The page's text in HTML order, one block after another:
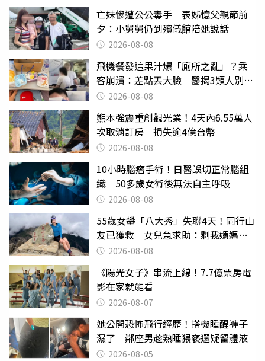
亡妹慘遭公公毒手 表姊憶父親節前
夕：小舅舅仍到殯儀館陪她說話
2026-08-08
飛機餐發這果汁爆「廁所之亂」？乘
客崩潰：差點丟大臉 醫揭3類人別亂
喝 2026-08-08
熊本強震重創觀光業！4天內6.55萬人
次取消訂房 損失逾4億台幣
2026-08-08
10小時腦瘤手術！日醫誤切正常腦組
織 50多歲女術後無法自主呼吸
2026-08-08
55歲女攀「八大秀」失聯4天！同行山
友已獲救 女兒急求助：剩我媽媽還
沒找到
2026-08-08
《陽光女子》串流上線！7.7億票房電
影在家就能看
2026-08-07
她公開恐怖飛行經歷！搭機睡醒褲子
濕了 鄰座男趁熟睡猥褻還疑留體液
2026-08-05